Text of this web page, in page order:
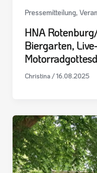
Pressemitteilung,
HNA
Biergarten,
Christina /16.08.2025